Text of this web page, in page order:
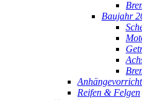
Baujahr
Reifen & Felgen